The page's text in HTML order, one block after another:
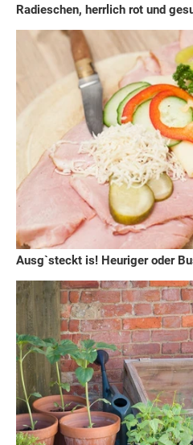
Radieschen, herrlich rot und
Ausg`steckt is! Heuriger oder